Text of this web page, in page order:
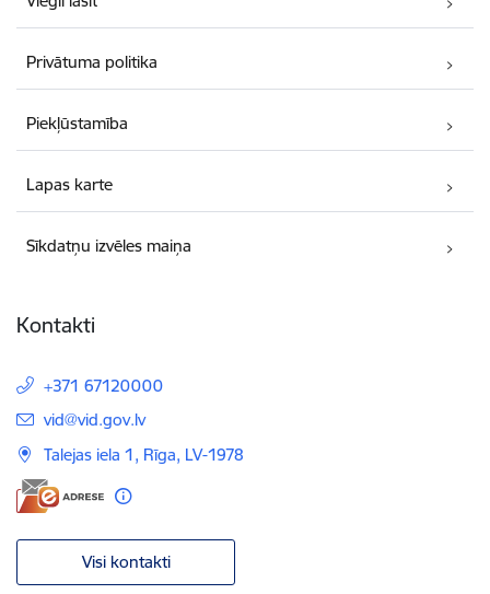
Privātuma politika
Piekļūstamība
Lapas karte
Sīkdatņu izvēles maiņa
Kontakti
+371 67120000
E-pasts:
vid@vid.gov.lv
Talejas iela 1, Rīga, LV-1978
Visi kontakti